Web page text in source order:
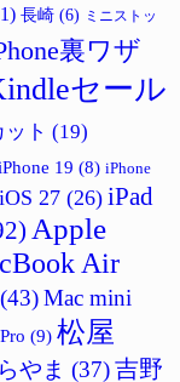
長崎 (6) ミニストッ
裏ワザ
セール
ト (19)
19 (8) iPhone
iOS 27 (26) iPad
Apple
Air
(43)Mac mini
(9) 松屋
やま (37)吉野